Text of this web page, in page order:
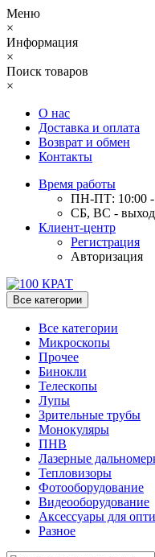
Меню
×
Информация
×
Поиск товаров
×
О нас
Доставка и оплата
Возврат и обмен
Контакты
Время работы
ПН-ПТ: 10:00 -
СБ, ВС -
Клиент-центр
Регистрация
Авторизация
Все категории
Все категории
Микроскопы
Прочее
Бинокли
Телескопы
Лупы
Зрительные трубы
Монокуляры
ПНВ
Лазерные
Тепловизоры
Фотооборудование
Видеооборудование
Аксессуары для
Разное